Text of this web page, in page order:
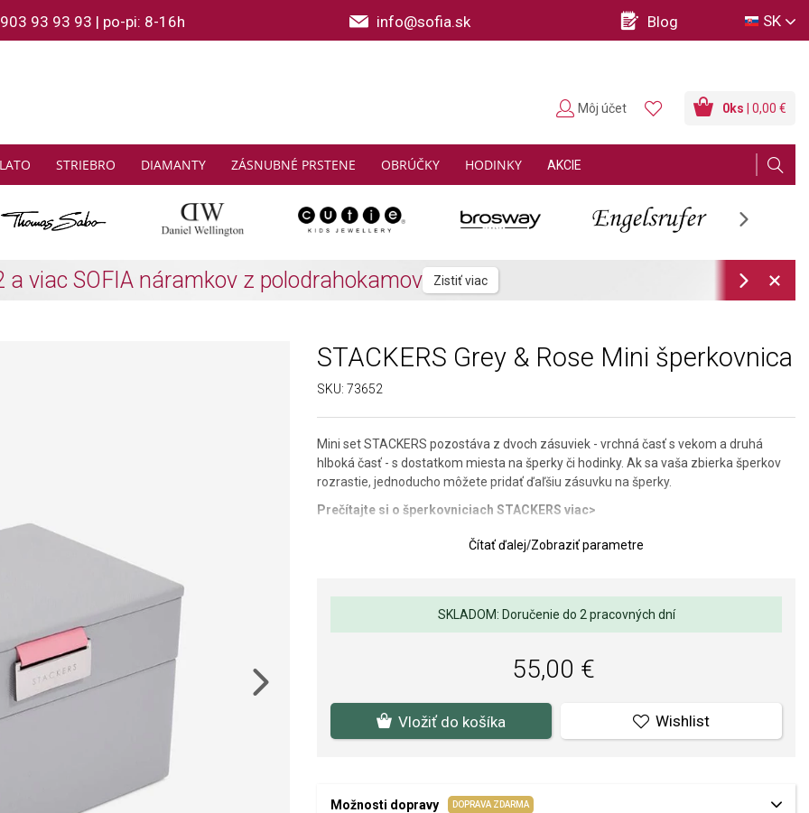
93 93 93 | po-pi: 8-16h info@sofia.sk Blog SK
STRIEBRO DIAMANTY ZÁSNUBNÉ PRSTENE OBRÚČKY HODINKY AKCIE
0ks | 0,00 €
Môj účet
SABO: Zbierajte a ušetrite Zistiť viac
STACKERS Grey & Rose Mini šperkovnica
SKU: 73652
Mini set STACKERS pozostáva z dvoch zásuviek - vrchná časť s vekom a druhá
hlboká časť - s dostatkom miesta na šperky či hodinky. Ak sa vaša zbierka šperkov
rozrastie, jednoducho môžete pridať ďaľšiu zásuvku na šperky.
Prečítajte si o šperkovniciach STACKERS viac>
Šperkovnica je vyrobená zo šedej syntetickej kože so zamatovým ružovým vnútrom.
Veľkosť Stackers: Mini (small) - je kompatibilná s ďalšími zásuvkami s rozmerom
Čítať ďalej/Zobraziť parametre
SKLADOM: Doručenie do 2 pracovných dní
55,00 €
Vložiť do košíka Wishlist
Možnosti dopravy DOPRAVA ZDARMA